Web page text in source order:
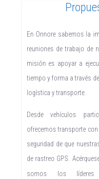
En Onnore sabemos la
reuniones de trabajo de
misión es apoyar a
tiempo y forma a través
logística y transporte.
Desde vehículos
ofrecemos transporte
seguridad de que
de rastreo GPS.
somos los